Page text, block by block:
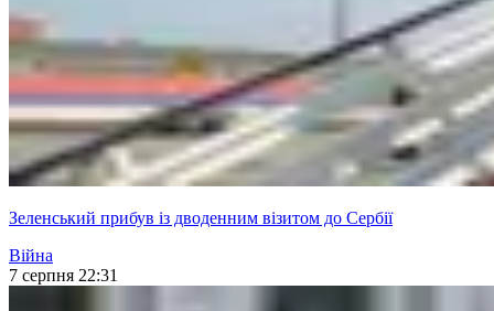
Зеленський прибув із дводенним візитом до Сербії
Війна
7 серпня 22:31